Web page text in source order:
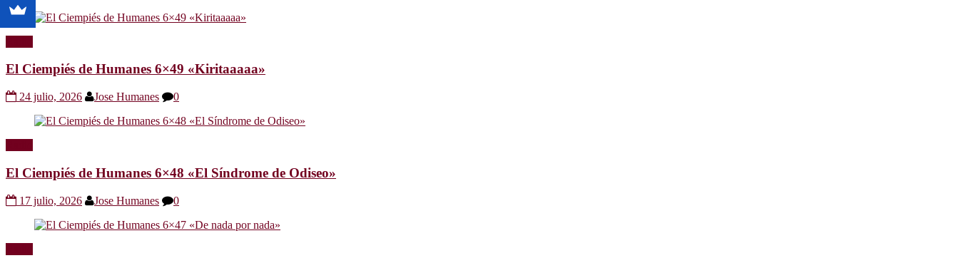
El Ciempiés de Humanes 6×49 «Kiritaaaaa»
24 julio, 2026 Jose Humanes 0
El Ciempiés de Humanes 6×48 «El Síndrome de Odiseo»
17 julio, 2026 Jose Humanes 0